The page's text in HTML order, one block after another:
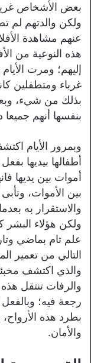
بعض الأشخاص
ولكن والدتهم لم
عنهم مشاهدة
هذه النوعية من
إليهم؛ ومرت
غرباء ومتطفلين
بذلك من شيء،
بنفسها أنهم جميعا
وبمرور الأيام
أطفالها بيديها
أموات بين يديها
بين الأموات،
والاستقرار به
ولكن هؤلاء البشر
علم تام بماضي
التالي من تعمير
والذي اكتشف
والرفات تنتقل
رجعة فيه؛
بطرد هذه
والأمان.